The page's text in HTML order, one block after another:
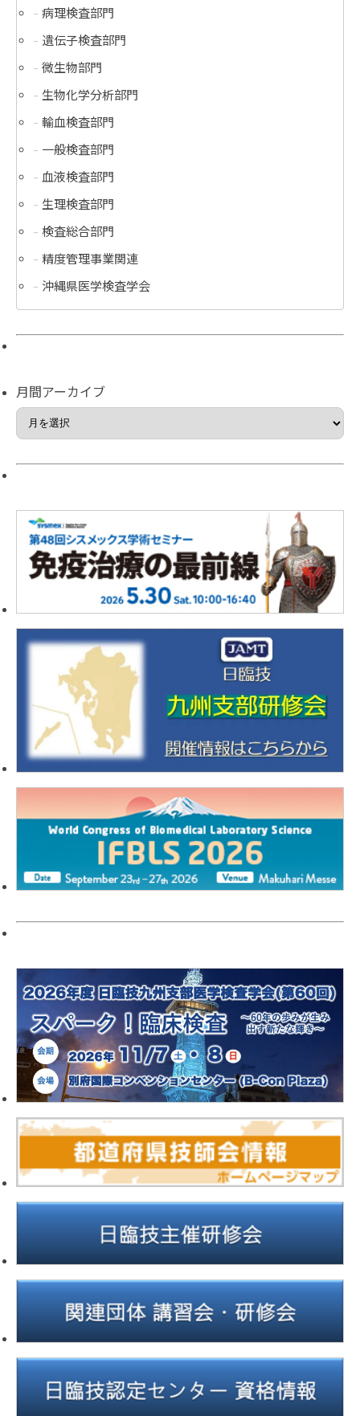
病理検査部門
遺伝子検査部門
微生物部門
生物化学分析部門
輸血検査部門
一般検査部門
血液検査部門
生理検査部門
検査総合部門
精度管理事業関連
沖縄県医学検査学会
月間アーカイブ
間
ア
カ